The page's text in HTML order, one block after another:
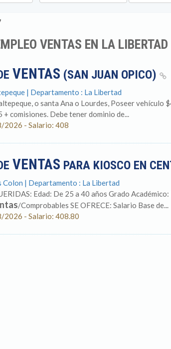
VENTAS EN LA LIBERTAD
VENTAS (SAN JUAN OPICO)
| Departamento : La Libertad
o santa Ana o Lourdes, Poseer vehículo
comisiones. Debe tener dominio de...
2026 - Salario: 408
VENTAS PARA KIOSCO EN
Colon | Departamento : La Libertad
Edad: De 25 a 40 años Grado
/Comprobables SE OFRECE: Salario Base de...
2026 - Salario: 408.80